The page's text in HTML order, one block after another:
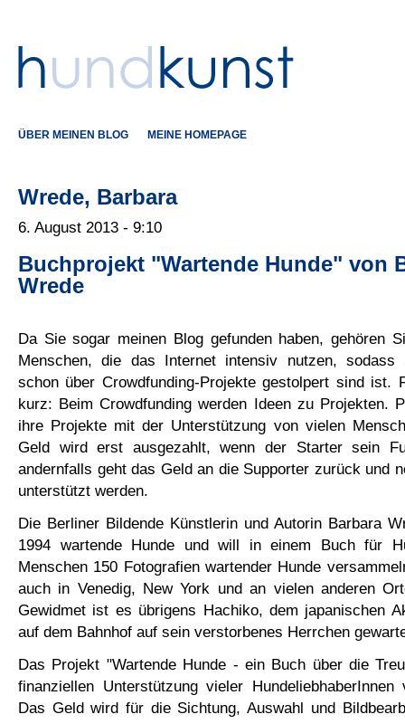
ÜBER MEINEN BLOG MEINE HOMEPAGE
Wrede, Barbara
6. August 2013 - 9:10
Buchprojekt "Wartende Hunde" von
Wrede
Da Sie sogar meinen Blog gefunden haben, gehören
Menschen, die das Internet intensiv nutzen, sodass
schon über Crowdfunding-Projekte gestolpert sind ist.
kurz: Beim Crowdfunding werden Ideen zu Projekten.
ihre Projekte mit der Unterstützung von vielen
Geld wird erst ausgezahlt, wenn der Starter sein
andernfalls geht das Geld an die Supporter zurück und
unterstützt werden.
Die Berliner Bildende Künstlerin und Autorin Barbara
1994 wartende Hunde und will in einem Buch für
Menschen 150 Fotografien wartender Hunde
auch in Venedig, New York und an vielen anderen
Gewidmet ist es übrigens Hachiko, dem japanischen
auf dem Bahnhof auf sein verstorbenes Herrchen
Das Projekt "Wartende Hunde - ein Buch über die
finanziellen Unterstützung vieler
Das Geld wird für die Sichtung, Auswahl und